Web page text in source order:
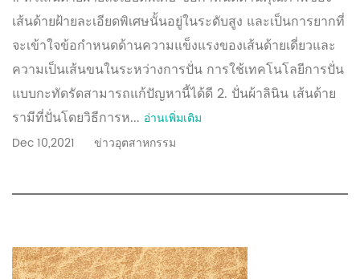
เส้นด้ายฝ้ายละเอียดพิเศษนั้นอยู่ในระดับสูง และเป็นการยากที่
จะเข้าใจข้อกำหนดด้านความแข็งแรงของเส้นด้ายเดี่ยวและ
ความเป็นเส้นขนในระหว่างการปั่น การใช้เทคโนโลยีการปั่น
แบบกะทัดรัดสามารถแก้ปัญหานี้ได้ดี 2. ปั่นผ้าลินิน เส้นด้าย
รามีที่ปั่นโดยวิธีการห... อ่านเพิ่มเติม
Dec 10,2021
ข่าวอุตสาหกรรม